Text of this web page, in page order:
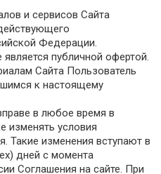
и сервисов Сайта
Федерации.
публичной офертой.
Сайта Пользователь
к настоящему
в любое время в
изменять условия
Такие изменения вступают в
дней с момента
Соглашения на сайте. При